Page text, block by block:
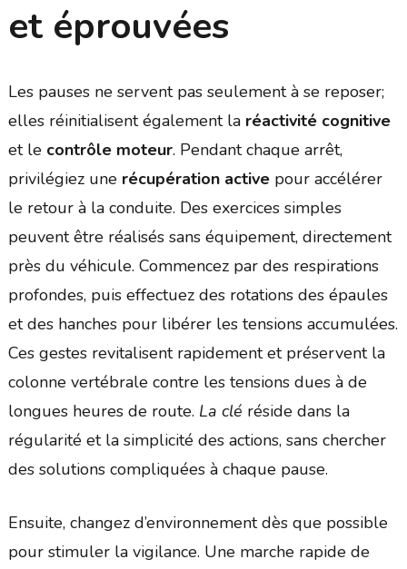
et éprouvées
Les pauses ne servent pas seulement à se reposer;
elles réinitialisent également la réactivité cognitive
et le contrôle moteur. Pendant chaque arrêt,
privilégiez une récupération activepour accélérer
le retour à la conduite. Des exercices simples
peuvent être réalisés sans équipement, directement
près du véhicule. Commencez par des respirations
profondes, puis effectuez des rotations des épaules
et des hanches pour libérer les tensions accumulées.
Ces gestes revitalisent rapidement et préservent la
colonne vertébrale contre les tensions dues à de
longues heures de route. La clé réside dans la
régularité et la simplicité des actions, sans chercher
des solutions compliquées à chaque pause.
Ensuite, changez d’environnement dès que possible
pour stimuler la vigilance. Une marche rapide de